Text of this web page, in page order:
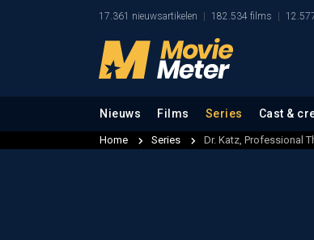
17.361 nieuwsartikelen 182.534 films
Nieuws Films Series Cast &
Home Series Dr. Katz, Professional